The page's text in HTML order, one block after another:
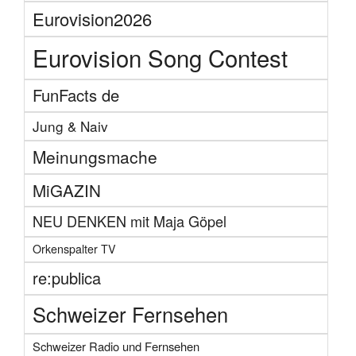
Eurovision2026
Eurovision Song Contest
FunFacts de
Jung & Naiv
Meinungsmache
MiGAZIN
NEU DENKEN mit Maja Göpel
Orkenspalter TV
re:publica
Schweizer Fernsehen
Schweizer Radio und Fernsehen